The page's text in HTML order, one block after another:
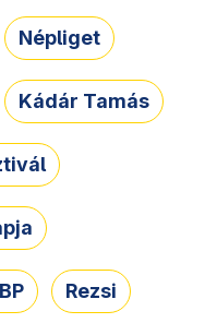
Népliget
Kádár Tamás
Rezsi